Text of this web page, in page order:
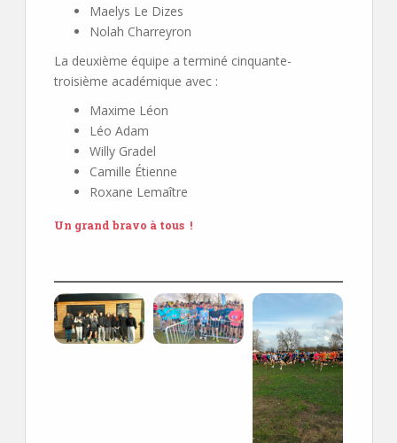
Maelys Le Dizes
Nolah Charreyron
La deuxième équipe a terminé cinquante-
troisième académique avec :
Maxime Léon
Léo Adam
Willy Gradel
Camille Étienne
Roxane Lemaître
Un grand bravo à tous !